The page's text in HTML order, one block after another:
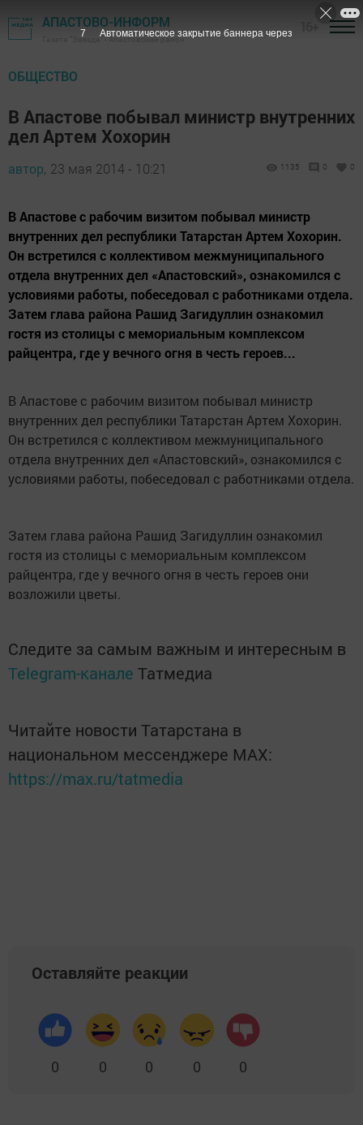
АПАСТОВО-ИНФОРМ
Газета "Звезда" - Апастовский район
ОБЩЕСТВО
В Апастове побывал министр внутренних
дел Артем Хохорин
автор, 23 мая 2014 - 10:21 1135 0 0
В Апастове с рабочим визитом побывал министр
внутренних дел республики Татарстан Артем Хохорин.
Он встретился с коллективом межмуниципального
отдела внутренних дел «Апастовский», ознакомился с
условиями работы, побеседовал с работниками отдела.
Затем глава района Рашид Загидуллин ознакомил
гостя из столицы с мемориальным комплексом
райцентра, где у вечного огня в честь героев...
В Апастове с рабочим визитом побывал министр
внутренних дел республики Татарстан Артем Хохорин.
Он встретился с коллективом межмуниципального
отдела внутренних дел «Апастовский», ознакомился с
условиями работы, побеседовал с работниками отдела.
Затем глава района Рашид Загидуллин ознакомил
гостя из столицы с мемориальным комплексом
райцентра, где у вечного огня в честь героев они
возложили цветы.
Следите за самым важным и интересным в
Telegram-канале Татмедиа
Читайте новости Татарстана в
национальном мессенджере MАХ:
https://max.ru/tatmedia
Оставляйте реакции
0 0 0 0 0
6 Автоматическое закрытие баннера через